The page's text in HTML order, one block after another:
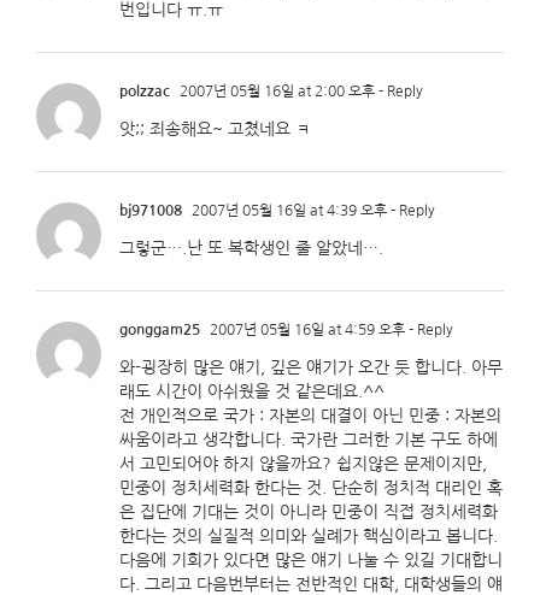
번입니다 ㅠ.ㅠ
polzzac 2007년 05월 16일 at 2:00 오후 - Reply
앗;; 죄송해요~ 고쳤네요 ㅋ
bj971008 2007년 05월 16일 at 4:39 오후 - Reply
그렇군….난 또 복학생인 줄 알았네….
gonggam25 2007년 05월 16일 at 4:59 오후 - Reply
와-굉장히 많은 얘기, 깊은 얘기가 오간 듯 합니다. 아무
래도 시간이 아쉬웠을 것 같은데요.^^
전 개인적으로 국가 : 자본의 대결이 아닌 민중 : 자본의
싸움이라고 생각합니다. 국가란 그러한 기본 구도 하에
서 고민되어야 하지 않을까요? 쉽지않은 문제이지만,
민중이 정치세력화 한다는 것. 단순히 정치적 대리인 혹
은 집단에 기대는 것이 아니라 민중이 직접 정치세력화
한다는 것의 실질적 의미와 실례가 핵심이라고 봅니다.
다음에 기회가 있다면 많은 얘기 나눌 수 있길 기대합니
다. 그리고 다음번부터는 전반적인 대학, 대학생들의 얘